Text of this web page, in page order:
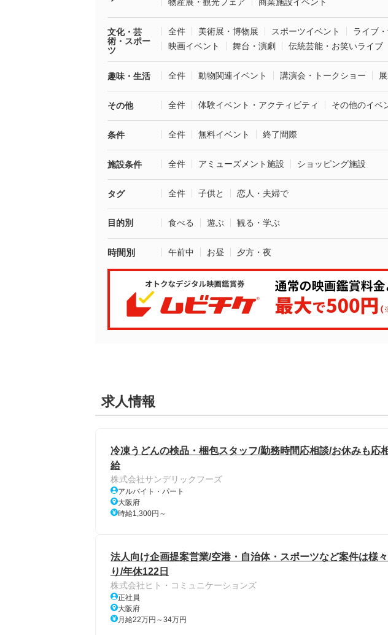
文化・芸
術・スポー
ツ
全件 美術展・博物展 スポーツイベント
ライブ
映画イベント
舞台・演劇 伝統芸能・お笑いライブ
趣味・生活 全件 動物関連イベント 講演会・トークショー
その他 全件 体験イベント・アクティビティ その他のイベ
条件 全件 無料イベント 終了間際
施設条件 全件 アミューズメント施設 ショッピング施設
タグ 全件 子供と 恋人・夫婦で
目的別 食べる 遊ぶ 観る・学ぶ
時間別 午前中 お昼 夕方・夜
求人情報
冷凍うどんの検品・梱包スタッフ/勤務時間応相談/お休みも応
給
株式会社サンデリックフーズ
アルバイト・パート
大阪府
時給1,300円～
法人向け企画提案営業/空港・自治体・スポーツなど案件は様
り/年休122日
株式会社ヒト・コミュニケーションズ
正社員
大阪府
月給22万円～34万円